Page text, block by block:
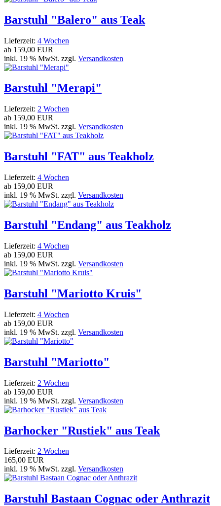
Barstuhl "Balero" aus Teak
Lieferzeit: 4 Wochen
ab 159,00 EUR
inkl. 19 % MwSt. zzgl. Versandkosten
Barstuhl "Merapi"
Lieferzeit: 2 Wochen
ab 159,00 EUR
inkl. 19 % MwSt. zzgl. Versandkosten
Barstuhl "FAT" aus Teakholz
Lieferzeit: 4 Wochen
ab 159,00 EUR
inkl. 19 % MwSt. zzgl. Versandkosten
Barstuhl "Endang" aus Teakholz
Lieferzeit: 4 Wochen
ab 159,00 EUR
inkl. 19 % MwSt. zzgl. Versandkosten
Barstuhl "Mariotto Kruis"
Lieferzeit: 4 Wochen
ab 159,00 EUR
inkl. 19 % MwSt. zzgl. Versandkosten
Barstuhl "Mariotto"
Lieferzeit: 2 Wochen
ab 159,00 EUR
inkl. 19 % MwSt. zzgl. Versandkosten
Barhocker "Rustiek" aus Teak
Lieferzeit: 2 Wochen
165,00 EUR
inkl. 19 % MwSt. zzgl. Versandkosten
Barstuhl Bastaan Cognac oder Anthrazit